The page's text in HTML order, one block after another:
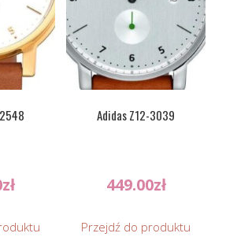
zł
Adidas Z12-3039
449.00zł
Przejdź do produktu